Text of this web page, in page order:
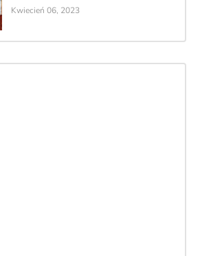
Kwiecień 06, 2023